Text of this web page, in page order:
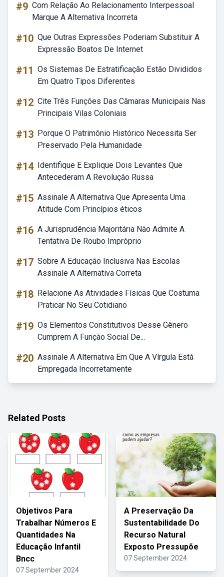
#9 Com Relação Ao Relacionamento Interpessoal
Marque A Alternativa Incorreta
#10 Que Outras Expressões Poderiam Substituir A
Expressão Boatos De Internet
#11 Os Sistemas De Estratificação Estão Divididos
Em Quatro Tipos Diferentes
#12 Cite Três Funções Das Câmaras Municipais Nas
Principais Vilas Coloniais
#13 Porque O Patrimônio Histórico Necessita Ser
Preservado Pela Humanidade
#14 Identifique E Explique Dois Levantes Que
Antecederam A Revolução Russa
#15 Assinale A Alternativa Que Apresenta Uma
Atitude Com Princípios éticos
#16 A Jurisprudência Majoritária Não Admite A
Tentativa De Roubo Impróprio
#17 Sobre A Educação Inclusiva Nas Escolas
Assinale A Alternativa Correta
#18 Relacione As Atividades Físicas Que Costuma
Praticar No Seu Cotidiano
#19 Os Elementos Constitutivos Desse Gênero
Cumprem A Função Social De...
#20 Assinale A Alternativa Em Que A Vírgula Está
Empregada Incorretamente
Related Posts
Objetivos Para
Trabalhar Números E
Quantidades Na
Educação Infantil
Bncc
07 September 2024
A Preservação Da
Sustentabilidade Do
Recurso Natural
Exposto Pressupõe
07 September 2024